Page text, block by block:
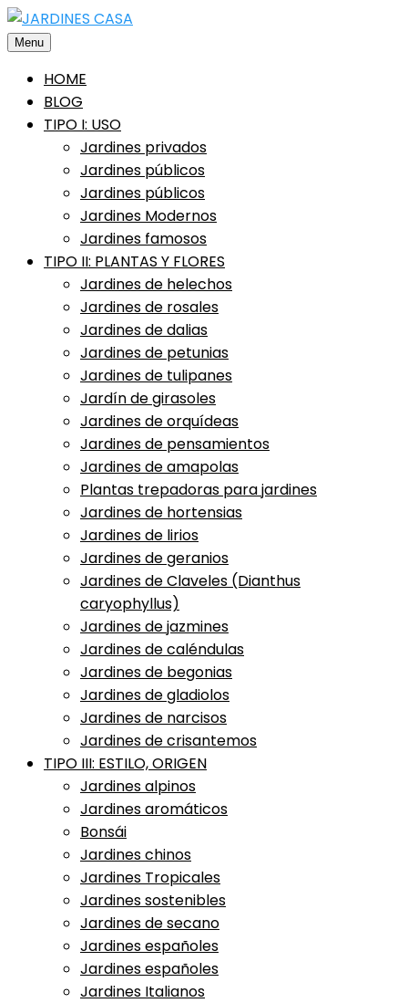
Saltar
alMenu
HOME
BLOG
TIPO I: USO
Jardines privados
Jardines públicos
Jardines públicos
Jardines Modernos
Jardines famosos
TIPO II: PLANTAS Y FLORES
Jardines de helechos
Jardines de rosales
Jardines de dalias
Jardines de petunias
Jardines de tulipanes
Jardín de girasoles
Jardines de orquídeas
Jardines de pensamientos
Jardines de amapolas
Plantas trepadoras para jardines
Jardines de hortensias
Jardines de lirios
Jardines de geranios
Jardines de Claveles (Dianthus
caryophyllus)
Jardines de jazmines
Jardines de caléndulas
Jardines de begonias
Jardines de gladiolos
Jardines de narcisos
Jardines de crisantemos
TIPO III: ESTILO, ORIGEN
Jardines alpinos
Jardines aromáticos
Bonsái
Jardines chinos
Jardines Tropicales
Jardines sostenibles
Jardines de secano
Jardines españoles
Jardines españoles
Jardines Italianos